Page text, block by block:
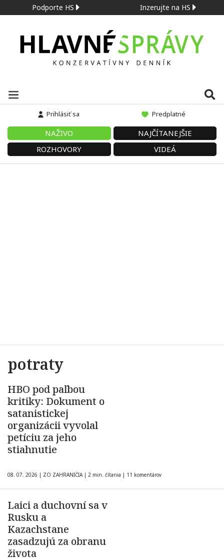
Podporte HS Inzerujte na HS
Prihlásiť sa Predplatné
NAŽIVO
NAJČÍTANEJŠIE
ROZHOVORY
VIDEÁ
potraty
HBO pod paľbou
kritiky: Dokument o
satanistickej
organizácii vyvolal
petíciu za jeho
stiahnutie
08. 07. 2026 | ZO ZAHRANIČIA | 2 min. čítania | 11 komentárov
Laici a duchovní sa v
Rusku a
Kazachstane
zasadzujú za obranu
života